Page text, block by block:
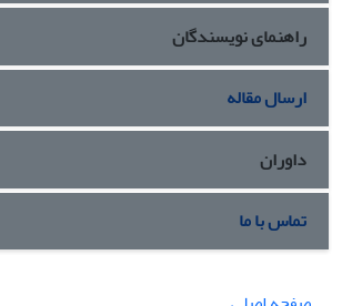
راهنمای نویسندگان
ارسال مقاله
داوران
تماس با ما